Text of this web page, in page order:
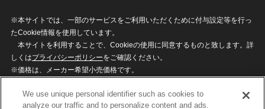
※本サイトでは、一部のサービスをご利用いただくために付与設定等を行っ
たCookie情報を使用しています。
本サイトを利用することで、Cookieの使用に同意するものと致します。詳
しくはプライバシーポリシーをご確認ください。
※価格は、メーカー希望小売価格です。
ざいますのでご了承ください。
We use unique personal identifier such as cookies to
analyze our traffic and to personalize content and ads.